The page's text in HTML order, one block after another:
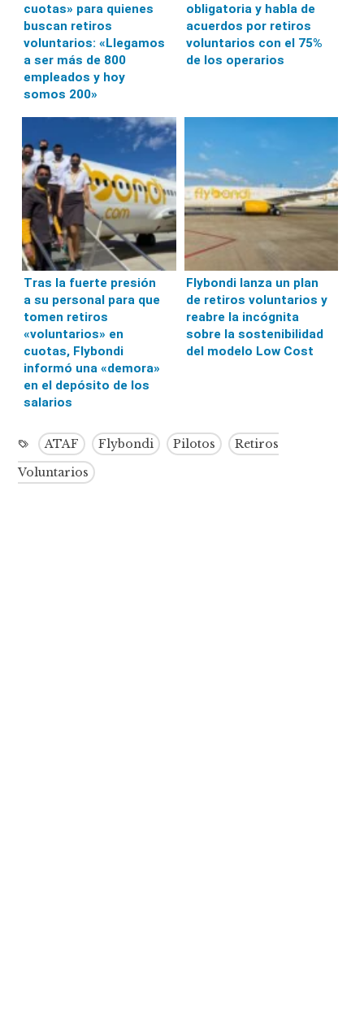
cuotas» para quienes
buscan retiros
voluntarios: «Llegamos
a ser más de 800
empleados y hoy
somos 200»
obligatoria y habla de
acuerdos por retiros
voluntarios con el 75%
de los operarios
Tras la fuerte presión
a su personal para que
tomen retiros
«voluntarios» en
cuotas, Flybondi
informó una «demora»
en el depósito de los
salarios
Flybondi lanza un plan
de retiros voluntarios y
reabre la incógnita
sobre la sostenibilidad
del modelo Low Cost
ATAF Flybondi Pilotos
Retiros
Voluntarios